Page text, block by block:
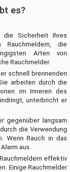
es?
die Sicherheit Ihres
die
Arten von
Rauchmelder.
schnell brennenden
arbeiten durch die
im Inneren des
unterbricht er
gegenüber langsam
die Verwendung
Wenn Rauch in das
aus.
effektiv
Einige Rauchmelder